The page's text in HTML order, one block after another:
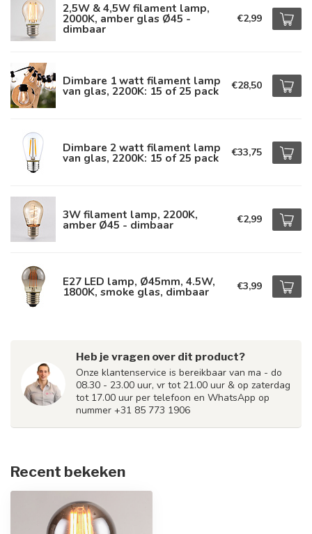
2,5W & 4,5W filament lamp,
2000K, amber glas Ø45 -
dimbaar
€2,99
Dimbare 1 watt filament lamp
van glas, 2200K: 15 of 25 pack €28,50
Dimbare 2 watt filament lamp
van glas, 2200K: 15 of 25 pack €33,75
3W filament lamp, 2200K,
amber Ø45 - dimbaar €2,99
E27 LED lamp, Ø45mm, 4.5W,
1800K, smoke glas, dimbaar €3,99
Heb je vragen over dit product?
Onze klantenservice is bereikbaar van ma - do
08.30 - 23.00 uur, vr tot 21.00 uur & op zaterdag
tot 17.00 uur per telefoon en WhatsApp op
nummer +31 85 773 1906
Recent bekeken